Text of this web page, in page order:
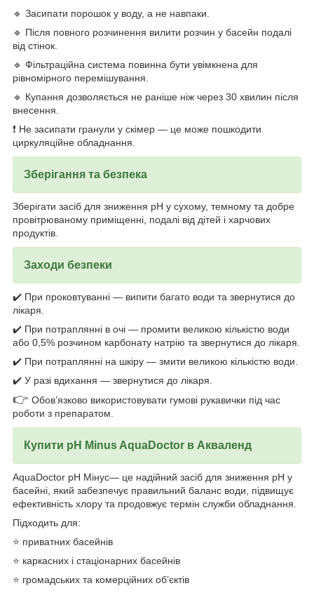
🔹 Засипати порошок у воду, а не навпаки.
🔹 Після повного розчинення вилити розчин у басейн подалі
від стінок.
🔹 Фільтраційна система повинна бути увімкнена для
рівномірного перемішування.
🔹 Купання дозволяється не раніше ніж через 30 хвилин після
внесення.
❗ Не засипати гранули у скімер — це може пошкодити
циркуляційне обладнання.
Зберігання та безпека
Зберігати засіб для зниження pH у сухому, темному та добре
провітрюваному приміщенні, подалі від дітей і харчових
продуктів.
Заходи безпеки
✔️ При проковтуванні — випити багато води та звернутися до
лікаря.
✔️ При потраплянні в очі — промити великою кількістю води
або 0,5% розчином карбонату натрію та звернутися до лікаря.
✔️ При потраплянні на шкіру — змити великою кількістю води.
✔️ У разі вдихання — звернутися до лікаря.
👉 Обов’язково використовувати гумові рукавички під час
роботи з препаратом.
Купити pH Minus AquaDoctor в Акваленд
AquaDoctor pH Мінус— це надійний засіб для зниження pH у
басейні, який забезпечує правильний баланс води, підвищує
ефективність хлору та продовжує термін служби обладнання.
Підходить для:
⭐ приватних басейнів
⭐ каркасних і стаціонарних басейнів
⭐ громадських та комерційних об’єктів